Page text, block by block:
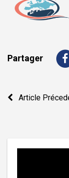
Partager
Navigation
Article